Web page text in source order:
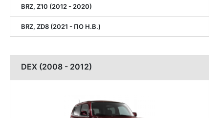
BRZ, Z10 (2012 - 2020)
BRZ, ZD8 (2021 - ПО Н.В.)
DEX (2008 - 2012)